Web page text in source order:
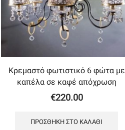
Κρεμαστό φωτιστικό 6 φώτα με
καπέλα σε καφέ απόχρωση
€220.00
ΠΡΟΣΘΉΚΗ ΣΤΟ ΚΑΛΆΘΙ